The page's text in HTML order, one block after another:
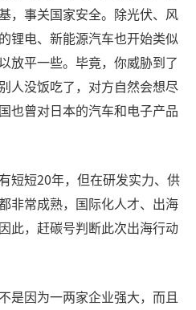
，事关国家安全。除光伏、风
锂电、新能源汽车也开始类似
放平一些。毕竟，你威胁到了
人没饭吃了，对方自然会想尽
也曾对日本的汽车和电子产品
短短20年，但在研发实力、供
非常成熟，国际化人才、出海
此，赶碳号判断此次出海行动
是因为一两家企业强大，而且